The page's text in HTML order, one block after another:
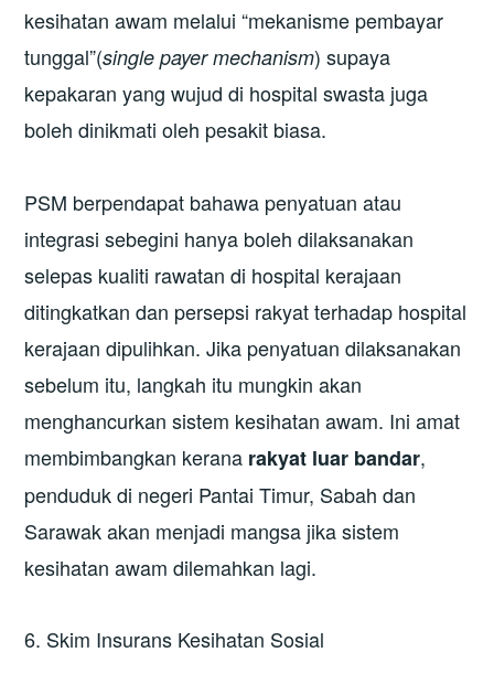
kesihatan awam melalui “mekanisme pembayar
tunggal”(single payer mechanism) supaya
kepakaran yang wujud di hospital swasta juga
boleh dinikmati oleh pesakit biasa.
PSM berpendapat bahawa penyatuan atau
integrasi sebegini hanya boleh dilaksanakan
selepas kualiti rawatan di hospital kerajaan
ditingkatkan dan persepsi rakyat terhadap hospital
kerajaan dipulihkan. Jika penyatuan dilaksanakan
sebelum itu, langkah itu mungkin akan
menghancurkan sistem kesihatan awam. Ini amat
membimbangkan kerana rakyat luar bandar,
penduduk di negeri Pantai Timur, Sabah dan
Sarawak akan menjadi mangsa jika sistem
kesihatan awam dilemahkan lagi.
6. Skim Insurans Kesihatan Sosial